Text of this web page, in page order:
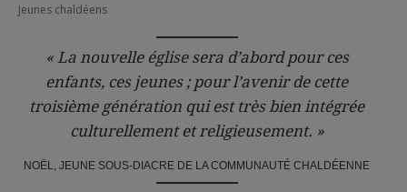
Jeunes chaldéens
« La nouvelle église sera d’abord pour ces
enfants, ces jeunes ; pour l’avenir de cette
troisième génération qui est très bien intégrée
culturellement et religieusement. »
NOËL, JEUNE SOUS-DIACRE DE LA COMMUNAUTÉ CHALDÉENNE